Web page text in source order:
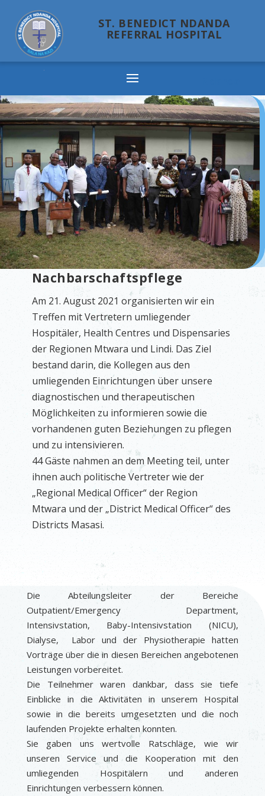
ST. BENEDICT NDANDA
REFERRAL HOSPITAL
Nachbarschaftspflege
Am 21. August 2021 organisierten wir ein
Treffen mit Vertretern umliegender
Hospitäler, Health Centres und Dispensaries
der Regionen Mtwara und Lindi. Das Ziel
bestand darin, die Kollegen aus den
umliegenden Einrichtungen über unsere
diagnostischen und therapeutischen
Möglichkeiten zu informieren sowie die
vorhandenen guten Beziehungen zu pflegen
und zu intensivieren.
44 Gäste nahmen an dem Meeting teil, unter
ihnen auch politische Vertreter wie der
„Regional Medical Officer“ der Region
Mtwara und der „District Medical Officer“ des
Districts Masasi.
Die Abteilungsleiter der Bereiche
Outpatient/Emergency Department,
Intensivstation, Baby-Intensivstation (NICU),
Dialyse, Labor und der Physiotherapie hatten
Vorträge über die in diesen Bereichen angebotenen
Leistungen vorbereitet.
Die Teilnehmer waren dankbar, dass sie tiefe
Einblicke in die Aktivitäten in unserem Hospital
sowie in die bereits umgesetzten und die noch
laufenden Projekte erhalten konnten.
Sie gaben uns wertvolle Ratschläge, wie wir
unseren Service und die Kooperation mit den
umliegenden Hospitälern und anderen
Einrichtungen verbessern können.